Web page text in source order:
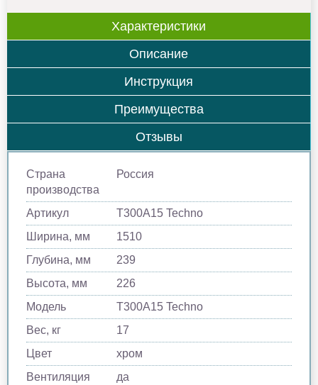
Характеристики
Описание
Инструкция
Преимущества
Отзывы
Страна
производства
Россия
Артикул
Т300A15 Techno
Ширина, мм
1510
Глубина, мм
239
Высота, мм
226
Модель
Т300A15 Techno
Вес, кг
17
Цвет
хром
Вентиляция
да